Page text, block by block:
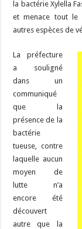
o
o
k
bl
r
di
t
la bactérie Xylella
et menace tout le
autres espèces de
La préfecture
a souligné
dans un
communiqué
que la
présence de la
bactérie
tueuse, contre
laquelle aucun
moyen de
lutte n’a
encore été
découvert
autre que la